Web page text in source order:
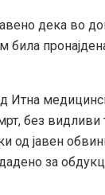
дека во
била
Итна
без видливи
од јавен
за